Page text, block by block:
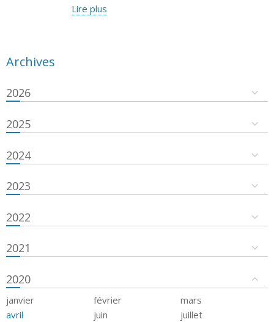
Lire plus
Archives
2026
2025
2024
2023
2022
2021
2020
janvier février
mars
avril
juin
juillet